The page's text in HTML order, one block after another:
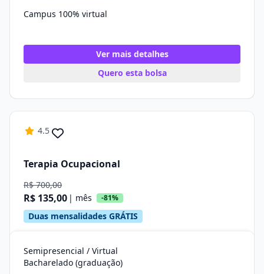
Campus 100% virtual
Ver mais detalhes
Quero esta bolsa
4.5
Terapia Ocupacional
R$ 700,00
R$ 135,00 | mês -81%
Duas mensalidades GRÁTIS
Semipresencial / Virtual
Bacharelado (graduação)